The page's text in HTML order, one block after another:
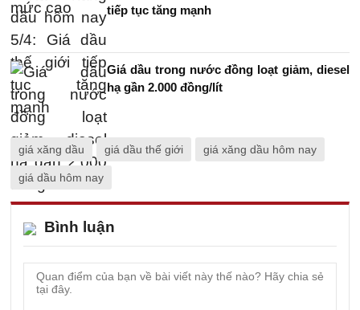
tiếp tục tăng mạnh
Giá dầu trong nước đồng loạt giảm, diesel
hạ gần 2.000 đồng/lít
giá xăng dầu giá dầu thế giới giá xăng dầu hôm nay
giá dầu hôm nay
Bình luận